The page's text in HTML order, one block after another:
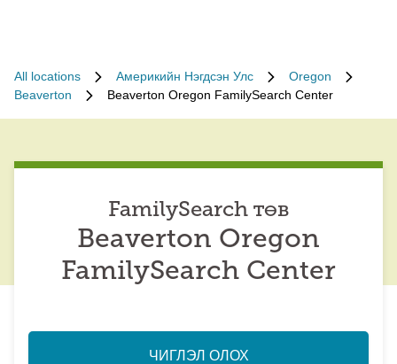
All locations Америкийн Нэгдсэн Улс
Oregon
Beaverton
Beaverton Oregon FamilySearch Center
FamilySearch төв
Beaverton Oregon
FamilySearch Center
ЧИГЛЭЛ ОЛОХ